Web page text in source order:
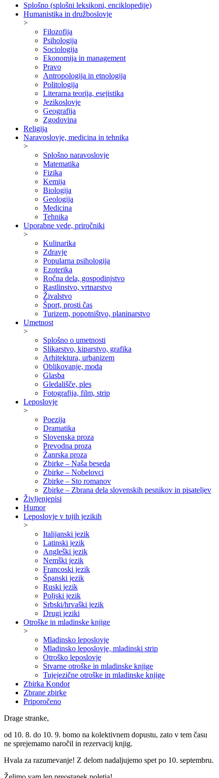
Splošno (splošni leksikoni, enciklopedije)
Humanistika in družboslovje
>
Filozofija
Psihologija
Sociologija
Ekonomija in management
Pravo
Antropologija in etnologija
Politologija
Literarna teorija, esejistika
Jezikoslovje
Geografija
Zgodovina
Religija
Naravoslovje, medicina in tehnika
>
Splošno naravoslovje
Matematika
Fizika
Kemija
Biologija
Geologija
Medicina
Tehnika
Uporabne vede, priročniki
>
Kulinarika
Zdravje
Popularna psihologija
Ezoterika
Ročna dela, gospodinjstvo
Rastlinstvo, vrtnarstvo
Živalstvo
Šport, prosti čas
Turizem, popotništvo, planinarstvo
Umetnost
>
Splošno o umetnosti
Slikarstvo, kiparstvo, grafika
Arhitektura, urbanizem
Oblikovanje, moda
Glasba
Gledališče, ples
Fotografija, film, strip
Leposlovje
>
Poezija
Dramatika
Slovenska proza
Prevodna proza
Žanrska proza
Zbirke – Naša beseda
Zbirke – Nobelovci
Zbirke – Sto romanov
Zbirke – Zbrana dela slovenskih pesnikov in pisateljev
Življenjepisi
Humor
Leposlovje v tujih jezikih
>
Italijanski jezik
Latinski jezik
Angleški jezik
Nemški jezik
Francoski jezik
Španski jezik
Ruski jezik
Poljski jezik
Srbski/hrvaški jezik
Drugi jeziki
Otroške in mladinske knjige
>
Mladinsko leposlovje
Mladinsko leposlovje, mladinski strip
Otroško leposlovje
Stvarne otroške in mladinske knjige
Tujejezične otroške in mladinske knjige
Zbirka Kondor
Zbrane zbirke
Priporočeno
Drage stranke,
od 10. 8. do 10. 9. bomo na kolektivnem dopustu, zato v tem času
ne sprejemamo naročil in rezervacij knjig.
Hvala za razumevanje! Z delom nadaljujemo spet po 10. septembru.